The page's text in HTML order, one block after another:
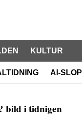
KULTUR
AI-SLOP
bild i tidnigen